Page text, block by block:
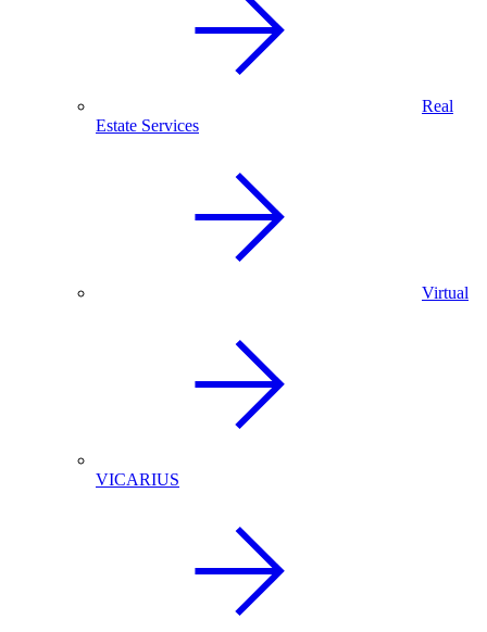
Real
Estate Services
Virtual
VICARIUS